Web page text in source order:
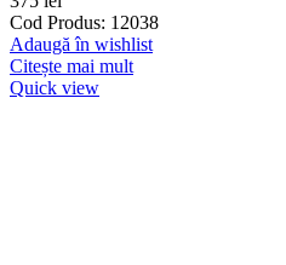
Cod Produs: 12038
Adaugă în wishlist
Citește mai mult
Quick view